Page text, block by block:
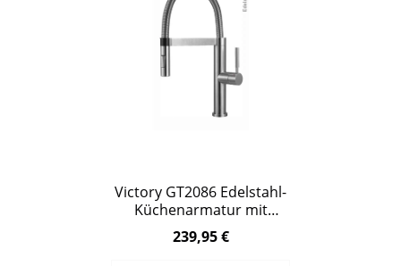
Victory GT2086 Edelstahl-
Küchenarmatur mit
Schlauchbrause
Regulärer Preis:
239,95 €